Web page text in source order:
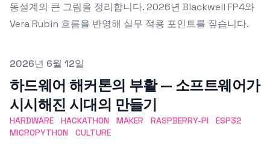
동설계의 큰 그림을 정리합니다. 2026년 Blackwell FP4와
Vera Rubin 흐름을 반영해 실무 적용 포인트를 짚습니다.
Published on
2026년 6월 12일
하드웨어 해커톤의 부활 — 소프트웨어가
시시해진 시대의 만들기
HARDWARE HACKATHON MAKER RASPBERRY-PI
ESP32
MICROPYTHON
CULTURE